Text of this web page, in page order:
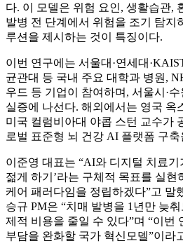
다. 이 모델은 위험 요인, 생활습관,
발병 전 단계에서 위험을 조기 탐지
루션을 제시하는 것이 특징이다.
이번 연구에는 서울대·연세대
균관대 등 국내 주요 대학과 병원,
우드 등 기업이 참여하며, 서울시·수
실증에 나선다. 해외에서는 영국 옥
미국 컬럼비아대 야콥 스턴 교수가
로벌 표준형 뇌 건강 AI 플랫폼 구축
이준영 대표는 “AI와 디지털 치료기
젊게 하기’라는 구체적 목표를 실
케어 패러다임을 정립하겠다”고 말
승규 PM은 “치매 발병을 1년만 늦
제적 비용을 줄일 수 있다”며 “이번
부담을 완화할 국가 혁신모델”이라